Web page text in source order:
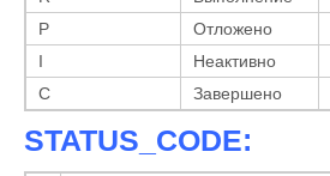
P
Отложено
I
Неактивно
C
Завершено
STATUS_CODE: